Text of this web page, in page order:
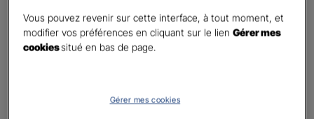
Le saviez-vous ?
Le PER individuel est un produit d'épargne à long terme qui vous permet d'obtenir une
Vos informations :
Vous pouvez revenir sur cette interface, à tout moment, et
modifier vos préférences en cliquant sur le lienGérer mes
cookiessitué en bas de page.
Gérer mes cookies